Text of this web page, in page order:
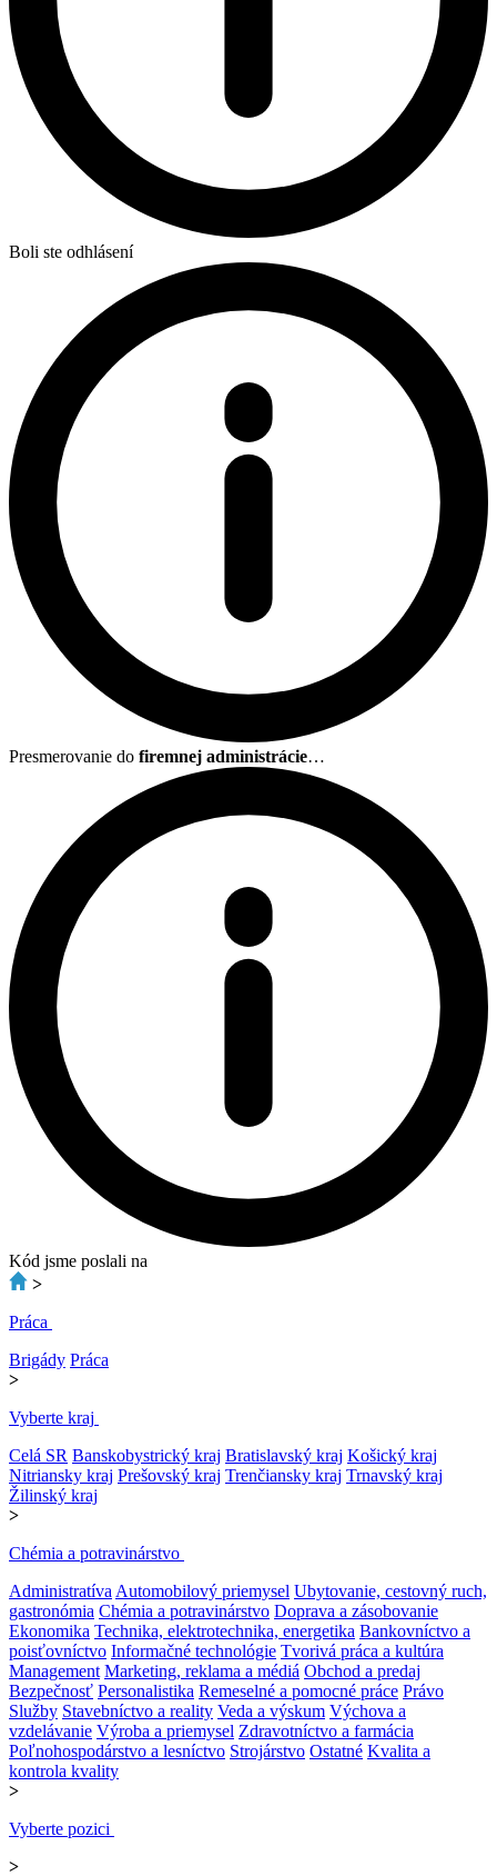
Boli ste odhlásení
Presmerovanie do firemnej administrácie…
Kód jsme poslali na
>
Práca
Brigády Práca
>
Vyberte kraj
Celá SR Banskobystrický kraj Bratislavský kraj Košický kraj
Nitriansky kraj Prešovský kraj Trenčiansky kraj Trnavský kraj
Žilinský kraj
>
Chémia a potravinárstvo
AdministratívaAutomobilový priemysel Ubytovanie, cestovný ruch,
gastronómia Chémia a potravinárstvo Doprava a zásobovanie
Ekonomika Technika, elektrotechnika, energetika Bankovníctvo a
poisťovníctvo Informačné technológie Tvorivá práca a kultúra
Management Marketing, reklama a médiá Obchod a predaj
Bezpečnosť Personalistika Remeselné a pomocné práce Právo
Služby Stavebníctvo a reality Veda a výskum Výchova a
vzdelávanie Výroba a priemysel Zdravotníctvo a farmácia
Poľnohospodárstvo a lesníctvo Strojárstvo Ostatné Kvalita a
kontrola kvality
>
Vyberte pozici
>